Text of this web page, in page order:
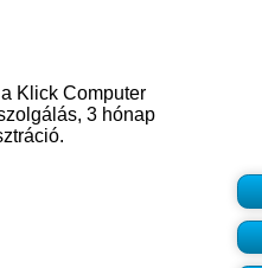
Klick Computer
3 hónap